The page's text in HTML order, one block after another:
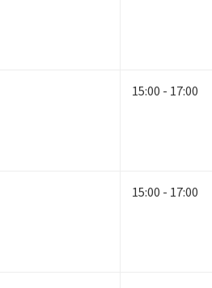
15:00 - 17:00
15:00 - 17:00